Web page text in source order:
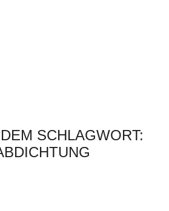
SCHLAGWORT: